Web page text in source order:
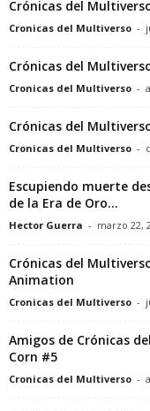
Crónicas del
Cronicas del Multiverso -
Crónicas del
Cronicas del Multiverso -
Crónicas del
Cronicas del Multiverso -
Escupiendo muerte
de la Era de Oro...
Hector Guerra - marzo 22,
Crónicas del
Animation
Cronicas del Multiverso -
Amigos de Crónicas
Corn #5
Cronicas del Multiverso -